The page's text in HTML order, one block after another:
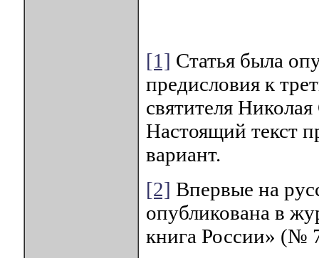
[1] Статья была
предисловия к
святителя
Настоящий текст
вариант.
[2] Впервые на
опубликована в
книга России» (№